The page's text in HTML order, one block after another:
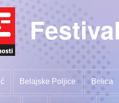
Belajske Poljice Belica